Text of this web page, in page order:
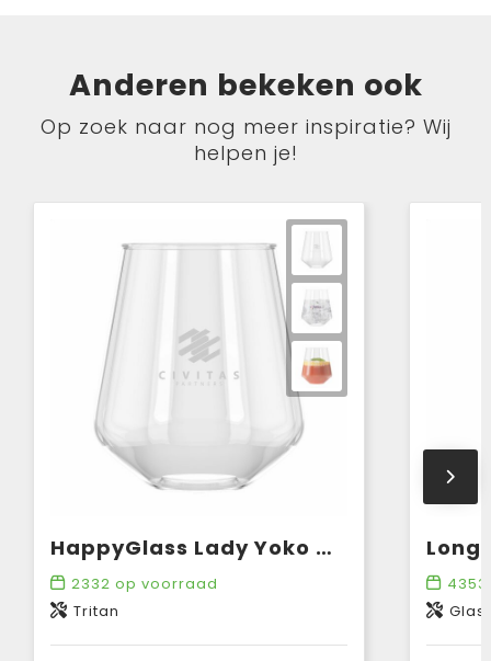
Anderen bekeken ook
Op zoek naar nog meer inspiratie? Wij
helpen je!
HappyGlass Lady Yoko Waterglas Tritan 400 ml
2332 op voorraad
Tritan
4353
Glas